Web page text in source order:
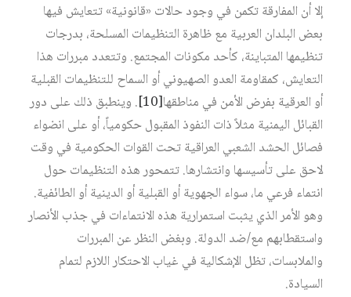
إلا أن المفارقة تكمن في وجود حالات «قانونية» تتعايش فيها
بعض البلدان العربية مع ظاهرة التنظيمات المسلحة، بدرجات
تنظيمها المتباينة، كأحد مكونات المجتمع. وتتعدد مبررات هذا
التعايش، كمقاومة العدو الصهيوني أو السماح للتنظيمات القبلية
أو العرقية بفرض الأمن في مناطقها‏[10]
. وينطبق ذلك على دور
القبائل اليمنية مثلاً ذات النفوذ المقبول حكومياً، أو على انضواء
فصائل الحشد الشعبي العراقية تحت القوات الحكومية في وقت
لاحق على تأسيسها وانتشارها. تتمحور هذه التنظيمات حول
انتماء فرعي ما، سواء الجهوية أو القبلية أو الدينية أو الطائفية.
وهو الأمر الذي يثبت استمرارية هذه الانتماءات في جذب الأنصار
واستقطابهم مع/ضد الدولة. وبغض النظر عن المبررات
والملابسات، تظل الإشكالية في غياب الاحتكار اللازم لتمام
السيادة.